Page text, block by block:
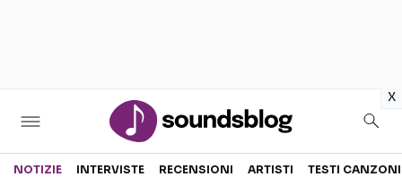
x
Sezioni
NOTIZIE INTERVISTE RECENSIONI ARTISTI TESTI CANZONI